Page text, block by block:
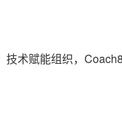
术赋能组织，